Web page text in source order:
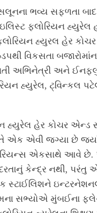
ભવ્ય સફળતા
ફ્લોરિયન હ્યુરેલ
હ્યુરલ હેર
વિકસતા
અભિનેત્રી અને
હ્યુરેલ, ટ્વિન્કલ
હ્યુરેલ હેર કોચર એન્ડ
તે એક એવી જગ્યા છે જ્યાં
એકસાથે આવે
કેન્દ્ર નથી,
ઇન્ટરનેશનલ
સભ્યોએ મુંબઈના